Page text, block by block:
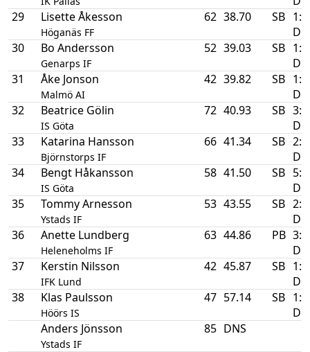
29
Lisette Åkesson
Höganäs FF
62 38.70 SB 1:a
30
Bo Andersson
Genarps IF
52 39.03 SB 1:a
31
Åke Jonson
Malmö AI
42 39.82 SB 1:a
32
Beatrice Gölin
IS Göta
72 40.93 SB 3:a
33
Katarina Hansson
Björnstorps IF
66 41.34 SB 2:a
34
Bengt Håkansson
IS Göta
58 41.50 SB 5:a
35
Tommy Arnesson
Ystads IF
53 43.55 SB 2:a
36
Anette Lundberg
Heleneholms IF
63 44.86 PB 3:a
37
Kerstin Nilsson
IFK Lund
42 45.87 SB 1:a
38
Klas Paulsson
Höörs IS
47 57.14 SB 1:a
Anders Jönsson
Ystads IF
85 DNS